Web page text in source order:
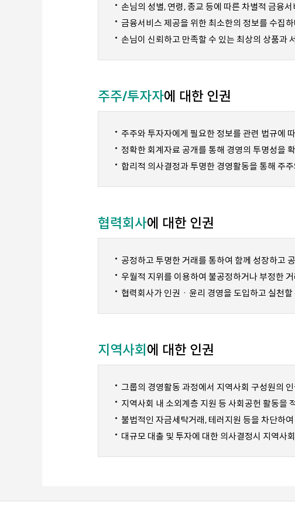
손님의 성별, 연령, 종교 등에 따른 차별적 금융
금융서비스 제공을 위한 최소한의 정보를 수집
손님이 신뢰하고 만족할 수 있는 최상의 상품과
주주/투자자에 대한 인권
주주와 투자자에게 필요한 정보를 관련 법규에
정확한 회계자료 공개를 통해 경영의 투명성을
합리적 의사결정과 투명한 경영활동을 통해 주
협력회사에 대한 인권
공정하고 투명한 거래를 통하여 함께 성장하고
우월적 지위를 이용하여 불공정하거나 부정한
협력회사가 인권ㆍ윤리 경영을 도입하고 실천
지역사회에 대한 인권
그룹의 경영활동 과정에서 지역사회 구성원의
지역사회 내 소외계층 지원 등 사회공헌 활동을
불법적인 자금세탁거래, 테러지원 등을 차단하
대규모 대출 및 투자에 대한 의사결정시 지역사